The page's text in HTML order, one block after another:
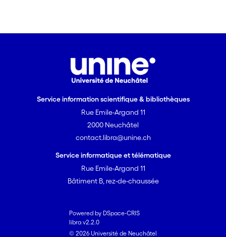
Service information scientifique & bibliothèques
Rue Emile-Argand 11
2000 Neuchâtel
contact.libra@unine.ch
Service informatique et télématique
Rue Emile-Argand 11
Bâtiment B, rez-de-chaussée
Powered by DSpace-CRIS
libra v2.2.0
© 2026 Université de Neuchâtel